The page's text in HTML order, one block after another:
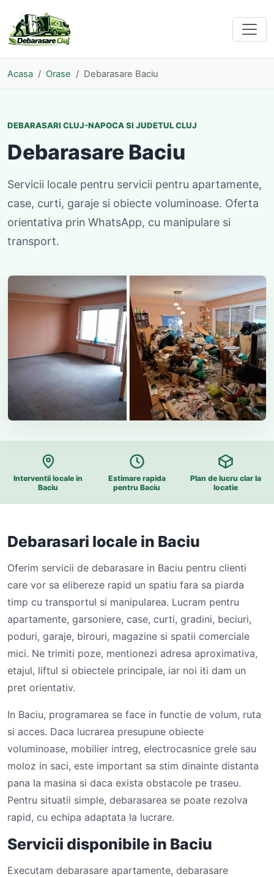
Acasa Orase Debarasare Baciu
DEBARASARI CLUJ-NAPOCA SI JUDETUL CLUJ
Debarasare Baciu
Servicii locale pentru servicii pentru apartamente,
case, curti, garaje si obiecte voluminoase. Oferta
orientativa prin WhatsApp, cu manipulare si
transport.
Interventii locale in
Baciu
Estimare rapida
pentru Baciu
Plan de lucru clar la
locatie
Debarasari locale in Baciu
Oferim servicii de debarasare in Baciu pentru clienti
care vor sa elibereze rapid un spatiu fara sa piarda
timp cu transportul si manipularea. Lucram pentru
apartamente, garsoniere, case, curti, gradini, beciuri,
poduri, garaje, birouri, magazine si spatii comerciale
mici. Ne trimiti poze, mentionezi adresa aproximativa,
etajul, liftul si obiectele principale, iar noi iti dam un
pret orientativ.
In Baciu, programarea se face in functie de volum, ruta
si acces. Daca lucrarea presupune obiecte
voluminoase, mobilier intreg, electrocasnice grele sau
moloz in saci, este important sa stim dinainte distanta
pana la masina si daca exista obstacole pe traseu.
Pentru situatii simple, debarasarea se poate rezolva
rapid, cu echipa adaptata la lucrare.
Servicii disponibile in Baciu
Executam debarasare apartamente, debarasare